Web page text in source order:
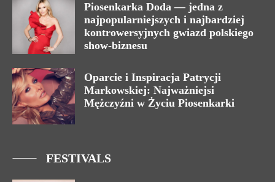
Piosenkarka Doda — jedna z
najpopularniejszych i najbardziej
kontrowersyjnych gwiazd polskiego
show-biznesu
Oparcie i Inspiracja Patrycji
Markowskiej: Najważniejsi
Mężczyźni w Życiu Piosenkarki
FESTIVALS